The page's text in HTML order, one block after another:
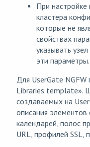
При
кластера
которые не
свойствах
указывать
эти параметры.
Для UserGate
Libraries template».
создаваемых на
описания элементов
календарей, полос
URL, профилей